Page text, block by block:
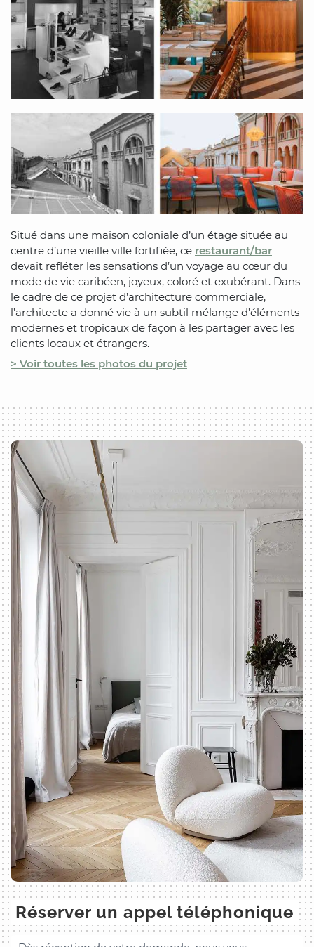
Situé dans une maison coloniale d’un étage située au
centre d’une vieille ville fortifiée, ce restaurant/bar
devait refléter les sensations d’un voyage au cœur du
mode de vie caribéen, joyeux, coloré et exubérant. Dans
le cadre de ce projet d’architecture commerciale,
l’architecte a donné vie à un subtil mélange d’éléments
modernes et tropicaux de façon à les partager avec les
clients locaux et étrangers.
> Voir toutes les photos du projet
Réserver un appel téléphonique